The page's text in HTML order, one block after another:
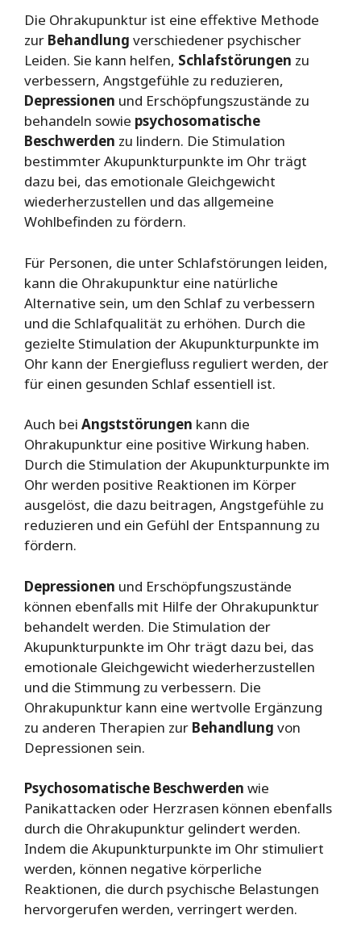
Die Ohrakupunktur ist eine effektive Methode
zur Behandlung verschiedener psychischer
Leiden. Sie kann helfen, Schlafstörungen zu
verbessern, Angstgefühle zu reduzieren,
Depressionen und Erschöpfungszustände zu
behandeln sowie psychosomatische
Beschwerden zu lindern. Die Stimulation
bestimmter Akupunkturpunkte im Ohr trägt
dazu bei, das emotionale Gleichgewicht
wiederherzustellen und das allgemeine
Wohlbefinden zu fördern.
Für Personen, die unter Schlafstörungen leiden,
kann die Ohrakupunktur eine natürliche
Alternative sein, um den Schlaf zu verbessern
und die Schlafqualität zu erhöhen. Durch die
gezielte Stimulation der Akupunkturpunkte im
Ohr kann der Energiefluss reguliert werden, der
für einen gesunden Schlaf essentiell ist.
Auch bei Angststörungen kann die
Ohrakupunktur eine positive Wirkung haben.
Durch die Stimulation der Akupunkturpunkte im
Ohr werden positive Reaktionen im Körper
ausgelöst, die dazu beitragen, Angstgefühle zu
reduzieren und ein Gefühl der Entspannung zu
fördern.
Depressionen und Erschöpfungszustände
können ebenfalls mit Hilfe der Ohrakupunktur
behandelt werden. Die Stimulation der
Akupunkturpunkte im Ohr trägt dazu bei, das
emotionale Gleichgewicht wiederherzustellen
und die Stimmung zu verbessern. Die
Ohrakupunktur kann eine wertvolle Ergänzung
zu anderen Therapien zur Behandlung von
Depressionen sein.
Psychosomatische Beschwerden wie
Panikattacken oder Herzrasen können ebenfalls
durch die Ohrakupunktur gelindert werden.
Indem die Akupunkturpunkte im Ohr stimuliert
werden, können negative körperliche
Reaktionen, die durch psychische Belastungen
hervorgerufen werden, verringert werden.